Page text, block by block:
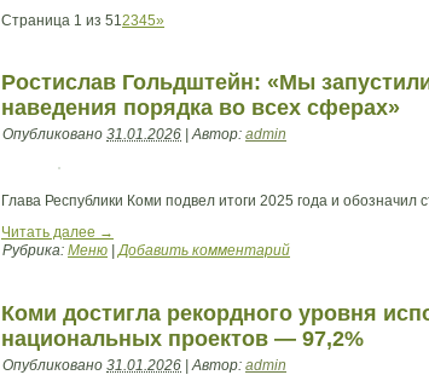
Страница 1 из 512345»
Ростислав Гольдштейн: «Мы
наведения порядка во всех сферах»
Опубликовано 31.01.2026 |Автор: admin
Глава Республики Коми подвел итоги 2025 года и обозначил
Читать далее →
Рубрика: Меню |Добавить комментарий
Коми достигла рекордного уровня
национальных проектов — 97,2%
Опубликовано 31.01.2026 |Автор: admin